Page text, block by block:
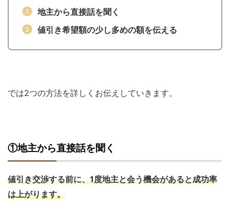
地主から直接話を聞く
値引き希望額の少し多めの額を伝える
では2つの方法を詳しくお伝えしていきます。
①地主から直接話を聞く
値引き交渉する前に、1度地主と会う機会があると成功率
は上がります。